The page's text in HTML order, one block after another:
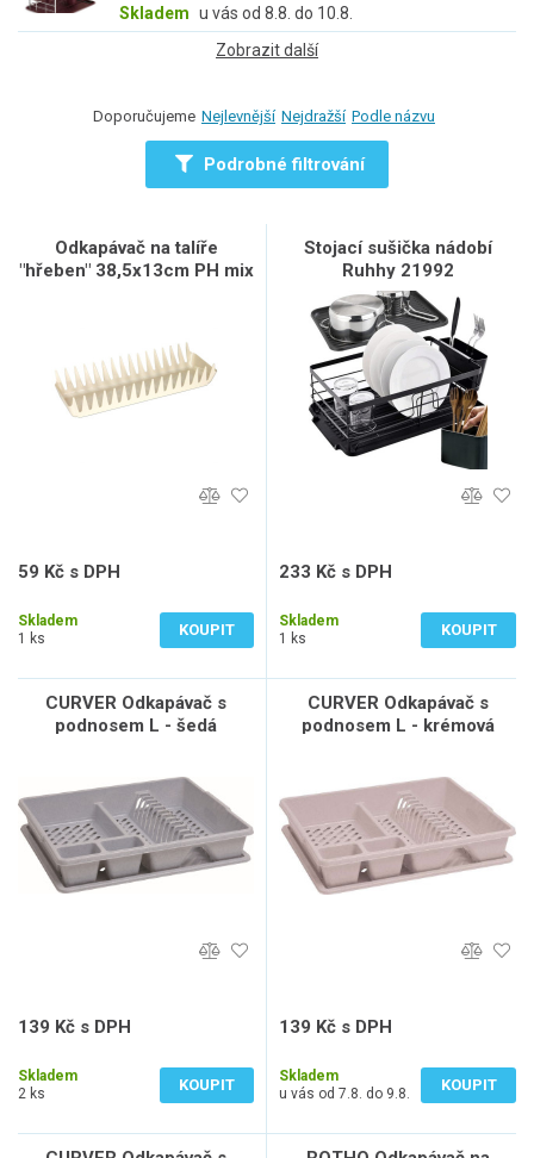
Skladem u vás od 8.8. do 10.8.
Zobrazit další
Doporučujeme Nejlevnější Nejdražší Podle názvu
Podrobné filtrování
Odkapávač na talíře
"hřeben" 38,5x13cm PH mix
59 Kč s DPH
Skladem
1 ks
KOUPIT
Stojací sušička nádobí
Ruhhy 21992
233 Kč s DPH
Skladem
1 ks
KOUPIT
CURVER Odkapávač s
podnosem L - šedá
139 Kč s DPH
Skladem
2 ks
KOUPIT
CURVER Odkapávač s
podnosem L - krémová
139 Kč s DPH
Skladem
u vás od 7.8. do 9.8.
KOUPIT